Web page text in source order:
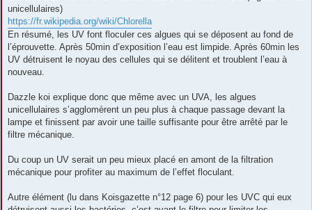
unicellulaires)
https://fr.wikipedia.org/wiki/Chlorella
En résumé, les UV font floculer ces algues qui se déposent au fond de
l’éprouvette. Après 50min d’exposition l’eau est limpide. Après 60min les
UV détruisent le noyau des cellules qui se délitent et troublent l’eau à
nouveau.
Dazzle koi explique donc que même avec un UVA, les algues
unicellulaires s’agglomèrent un peu plus à chaque passage devant la
lampe et finissent par avoir une taille suffisante pour être arrêté par le
filtre mécanique.
Du coup un UV serait un peu mieux placé en amont de la filtration
mécanique pour profiter au maximum de l’effet floculant.
Autre élément (lu dans Koisgazette n°12 page 6) pour les UVC qui eux